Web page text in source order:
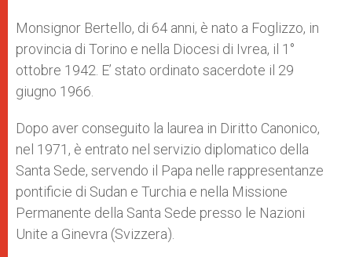
Monsignor Bertello, di 64 anni, è nato a Foglizzo, in
provincia di Torino e nella Diocesi di Ivrea, il 1°
ottobre 1942. E’ stato ordinato sacerdote il 29
giugno 1966.
Dopo aver conseguito la laurea in Diritto Canonico,
nel 1971, è entrato nel servizio diplomatico della
Santa Sede, servendo il Papa nelle rappresentanze
pontificie di Sudan e Turchia e nella Missione
Permanente della Santa Sede presso le Nazioni
Unite a Ginevra (Svizzera).